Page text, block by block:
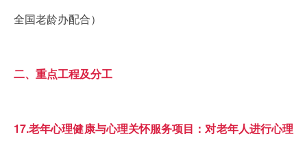
全国老龄办配合）
二、重点工程及分工
17.老年心理健康与心理关怀服务项目：对老年人进行心理